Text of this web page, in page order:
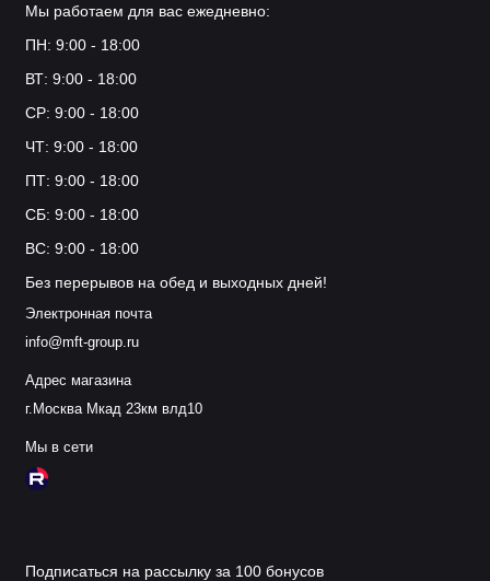
Мы работаем для вас ежедневно:
ПН: 9:00 - 18:00
ВТ: 9:00 - 18:00
СР: 9:00 - 18:00
ЧТ: 9:00 - 18:00
ПТ: 9:00 - 18:00
СБ: 9:00 - 18:00
ВС: 9:00 - 18:00
Без перерывов на обед и выходных дней!
Электронная почта
info@mft-group.ru
Адрес магазина
г.Москва Мкад 23км влд10
Мы в сети
Подписаться на рассылку за 100 бонусов